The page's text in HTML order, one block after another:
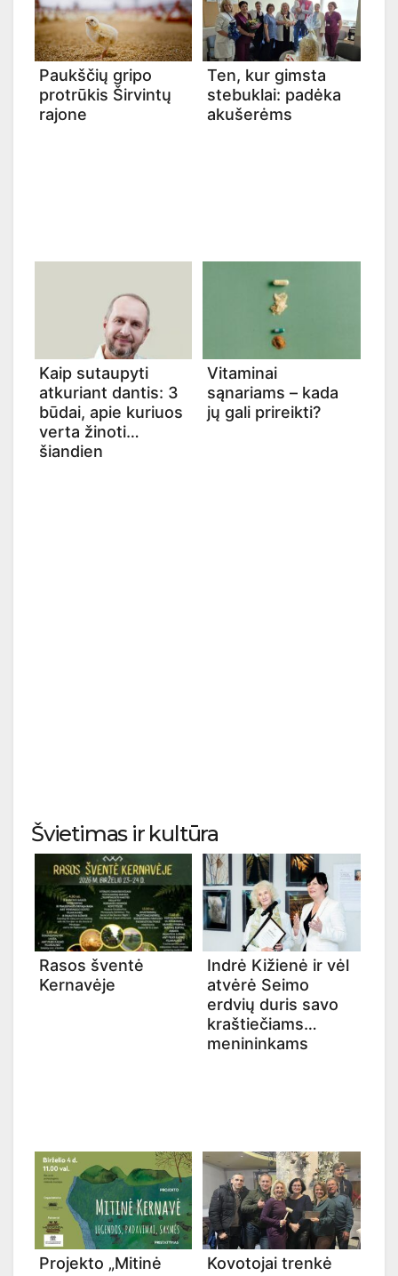
Paukščių gripo
protrūkis Širvintų
rajone
Ten, kur gimsta
stebuklai: padėka
akušerėms
Kaip sutaupyti
atkuriant dantis: 3
būdai, apie kuriuos
verta žinoti
šiandien
Vitaminai
sąnariams – kada
jų gali prireikti?
Švietimas ir kultūra
Rasos šventė
Kernavėje
Indrė Kižienė ir vėl
atvėrė Seimo
erdvių duris savo
kraštiečiams
menininkams
Projekto „Mitinė
Kovotojai trenkė